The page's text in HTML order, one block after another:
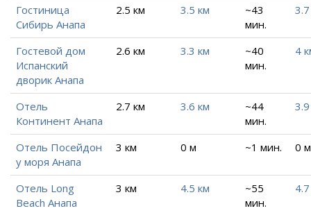
Гостиница
Сибирь Анапа
2.5 км 3.5 км
~43
мин.
Гостевой дом
Испанский
дворик Анапа
2.6 км 3.3 км
~40
мин.
4
Отель
Континент Анапа
2.7 км 3.6 км
~44
мин.
Отель Посейдон
у моря Анапа
3 км 0 м ~1 мин. 0 м
Отель Long
Beach Анапа
3 км 4.5 км
~55
мин.